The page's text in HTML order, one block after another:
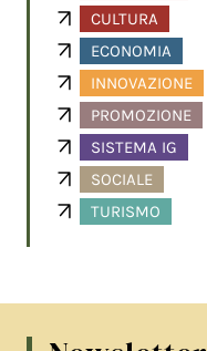
CULTURA
ECONOMIA
INNOVAZIONE
PROMOZIONE
SISTEMA IG
SOCIALE
TURISMO